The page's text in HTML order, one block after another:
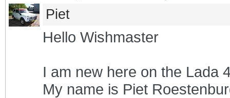
Piet
Hello Wishmaster
I am new here on the Lada
My name is Piet